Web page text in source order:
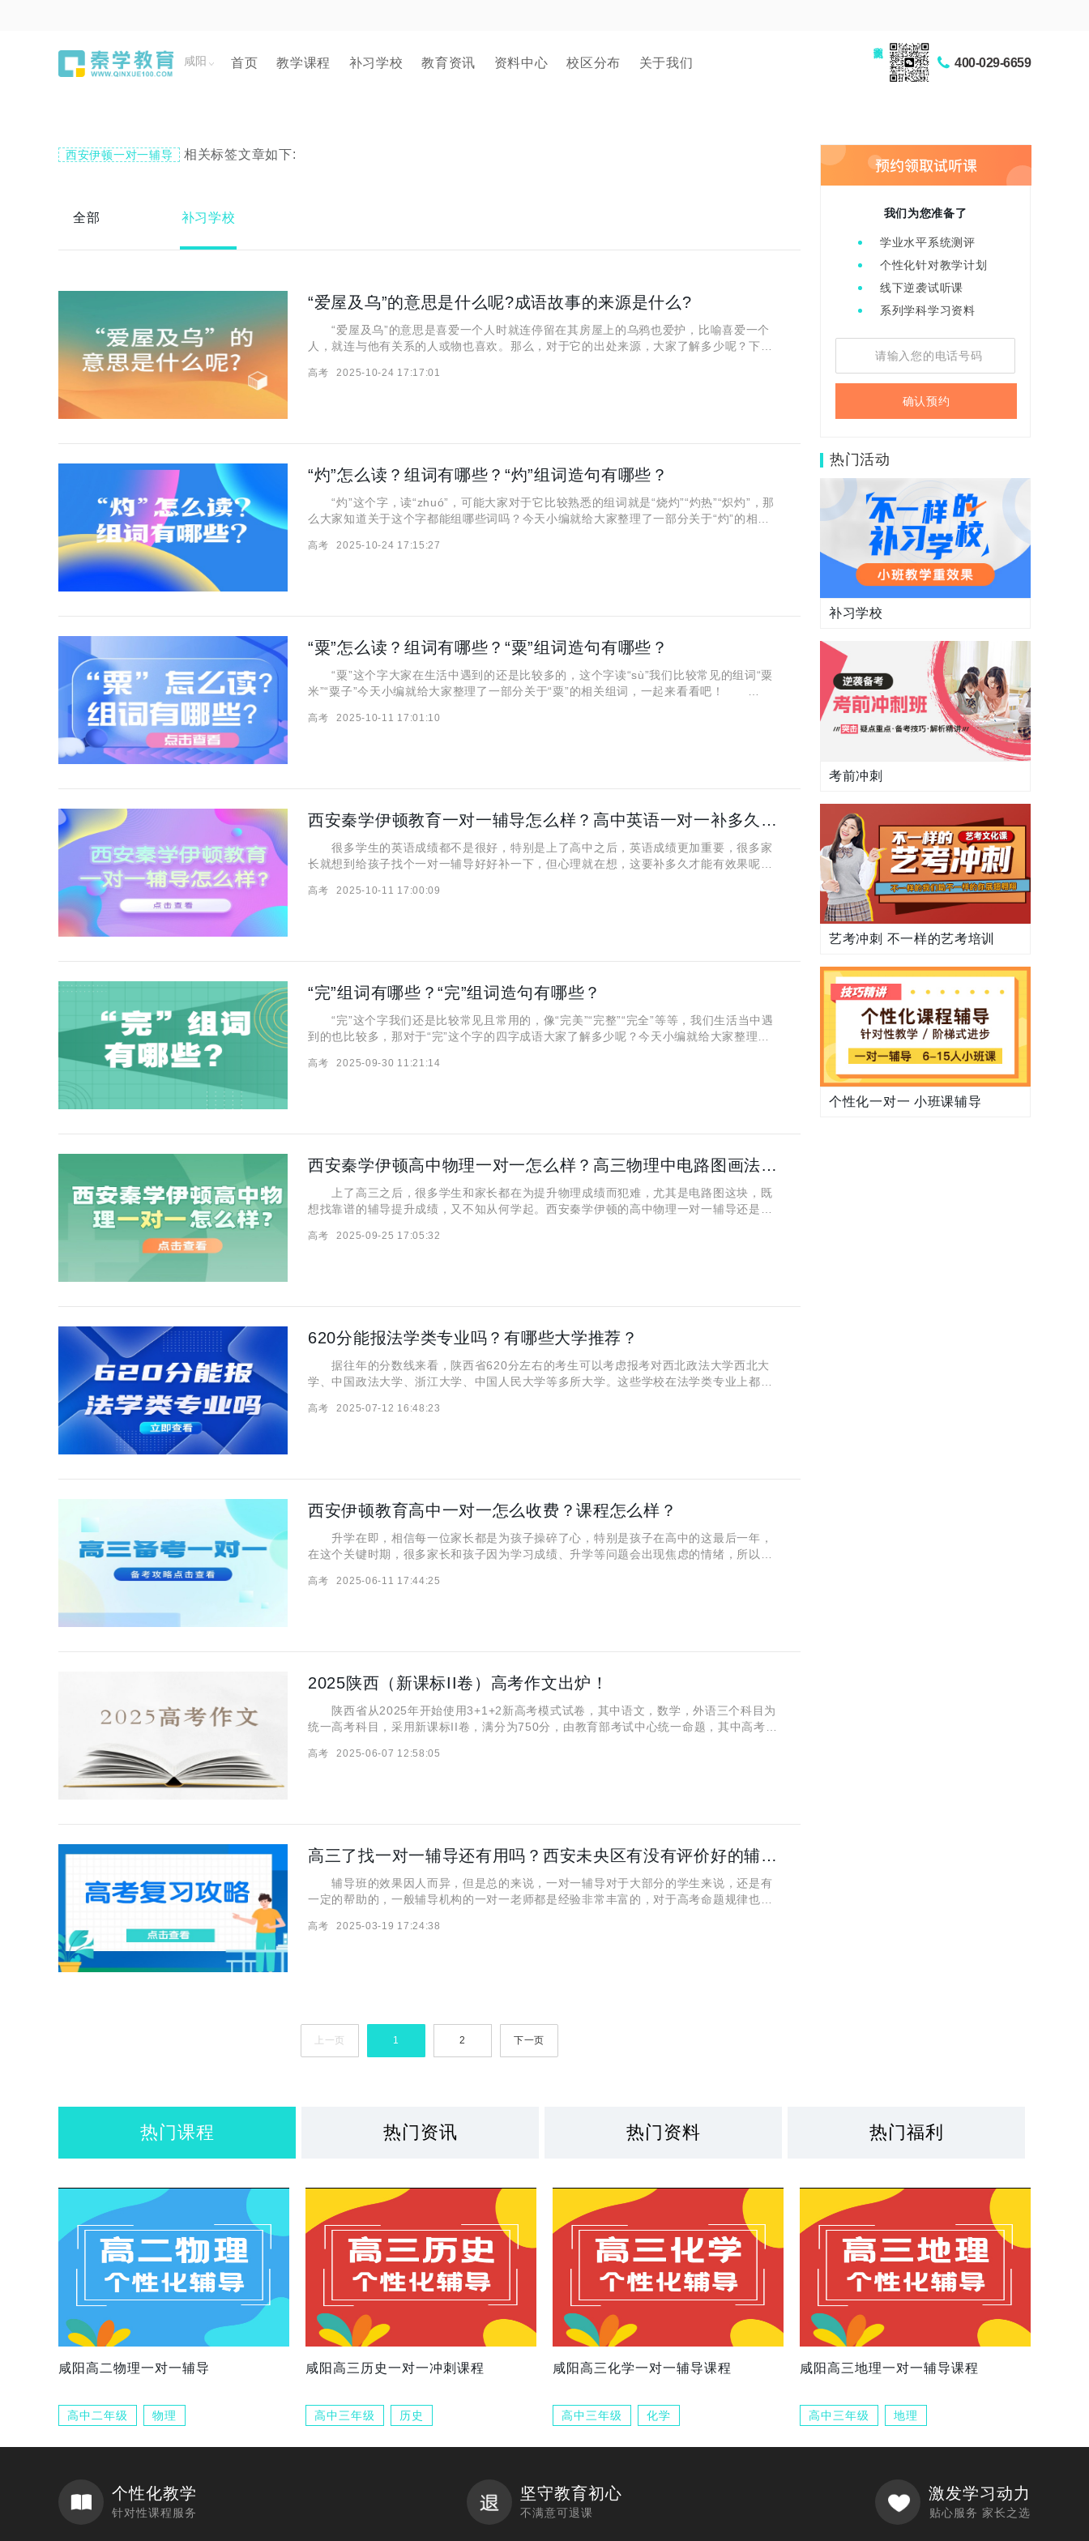
咸阳 首页 教学课程 补习学校 教育资讯 资料中心 校区分布 关于我们 400-029-6659
西安伊顿一对一辅导 相关标签文章如下:
全部 补习学校
“爱屋及乌”的意思是什么呢?成语故事的来源是什么?
“爱屋及乌”的意思是喜爱一个人时就连停留在其房屋上的乌鸦也爱护，比喻喜爱一个
人，就连与他有关系的人或物也喜欢。那么，对于它的出处来源，大家了解多少呢？下面
呢? 拼音：ài wū jí wū 解释：“爱屋及乌”的意
高考 2025-10-24 17:17:01
“灼”怎么读？组词有哪些？“灼”组词造句有哪些？
“灼”这个字，读“zhuó”，可能大家对于它比较熟悉的组词就是“烧灼”“灼热”“炽灼”，那
么大家知道关于这个字都能组哪些词吗？今天小编就给大家整理了一部分关于“灼”的相关
动词 火烧；火烫。 2. 形容 明亮，
高考 2025-10-24 17:15:27
“粟”怎么读？组词有哪些？“粟”组词造句有哪些？
“粟”这个字大家在生活中遇到的还是比较多的，这个字读“sù”我们比较常见的组词“粟
米”“粟子”今天小编就给大家整理了一部分关于“粟”的相关组词，一起来看看吧！
去皮以后就成小米，供食用，茎可喂牲口。旧时泛称
高考 2025-10-11 17:01:10
西安秦学伊顿教育一对一辅导怎么样？高中英语一对一补多久能有效果？
很多学生的英语成绩都不是很好，特别是上了高中之后，英语成绩更加重要，很多家
长就想到给孩子找个一对一辅导好好补一下，但心理就在想，这要补多久才能有效果呢？
学伊顿教育一对一辅导怎么样？ 小编了解到西安秦学伊顿教育为了帮助
高考 2025-10-11 17:00:09
“完”组词有哪些？“完”组词造句有哪些？
“完”这个字我们还是比较常见且常用的，像“完美”“完整”“完全”等等，我们生活当中遇
到的也比较多，那对于“完”这个字的四字成语大家了解多少呢？今天小编就给大家整理了
备、完毕、完聚、完成、完颜、完了、完婚、完中、完丽、
高考 2025-09-30 11:21:14
西安秦学伊顿高中物理一对一怎么样？高三物理中电路图画法分享
上了高三之后，很多学生和家长都在为提升物理成绩而犯难，尤其是电路图这块，既
想找靠谱的辅导提升成绩，又不知从何学起。西安秦学伊顿的高中物理一对一辅导还是受
家来好好聊一聊西安秦学伊顿高中物理一对一怎么样？以及高三物理的电路
高考 2025-09-25 17:05:32
620分能报法学类专业吗？有哪些大学推荐？
据往年的分数线来看，陕西省620分左右的考生可以考虑报考对西北政法大学西北大
学、中国政法大学、浙江大学、中国人民大学等多所大学。这些学校在法学类专业上都有
法学类专业吗？ 2025年620分是可以报考法学类专业的，但
高考 2025-07-12 16:48:23
西安伊顿教育高中一对一怎么收费？课程怎么样？
升学在即，相信每一位家长都是为孩子操碎了心，特别是孩子在高中的这最后一年，
在这个关键时期，很多家长和孩子因为学习成绩、升学等问题会出现焦虑的情绪，所以很
习成绩。最近，就有很多西安的家长咨询小编，西安伊顿教育的高中一对一
高考 2025-06-11 17:44:25
2025陕西（新课标II卷）高考作文出炉！
陕西省从2025年开始使用3+1+2新高考模式试卷，其中语文，数学，外语三个科目为
统一高考科目，采用新课标II卷，满分为750分，由教育部考试中心统一命题，其中高考语
自己的作文立意是否准确，想要克服这一难点，同学们就要
高考 2025-06-07 12:58:05
高三了找一对一辅导还有用吗？西安未央区有没有评价好的辅导机构
辅导班的效果因人而异，但是总的来说，一对一辅导对于大部分的学生来说，还是有
一定的帮助的，一般辅导机构的一对一老师都是经验非常丰富的，对于高考命题规律也是
来，小编就跟各位学生和家长来聊一聊高三找一对一辅导还有用没有？
高考 2025-03-19 17:24:38
上一页 1 2 下一页
我们为您准备了
学业水平系统测评
个性化针对教学计划
线下逆袭试听课
系列学科学习资料
确认预约
热门活动
补习学校
考前冲刺
艺考冲刺 不一样的艺考培训
个性化一对一 小班课辅导
热门课程 热门资讯 热门资料 热门福利
咸阳高二物理一对一辅导
高中二年级 物理
咸阳高三历史一对一冲刺课程
高中三年级 历史
咸阳高三化学一对一辅导课程
高中三年级 化学
咸阳高三地理一对一辅导课程
高中三年级 地理
个性化教学
针对性课程服务
坚守教育初心
不满意可退课
激发学习动力
贴心服务 家长之选